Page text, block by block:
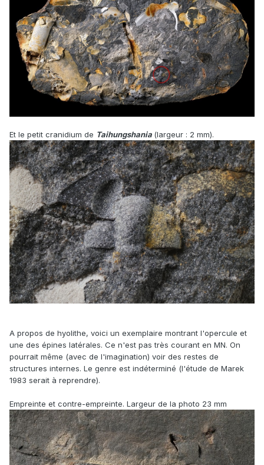
Et le petit cranidium de Taihungshania (largeur : 2 mm).
A propos de hyolithe, voici un exemplaire montrant l'opercule et
une des épines latérales. Ce n'est pas très courant en MN. On
pourrait même (avec de l'imagination) voir des restes de
structures internes. Le genre est indéterminé (l'étude de Marek
1983 serait à reprendre).
Empreinte et contre-empreinte. Largeur de la photo 23 mm